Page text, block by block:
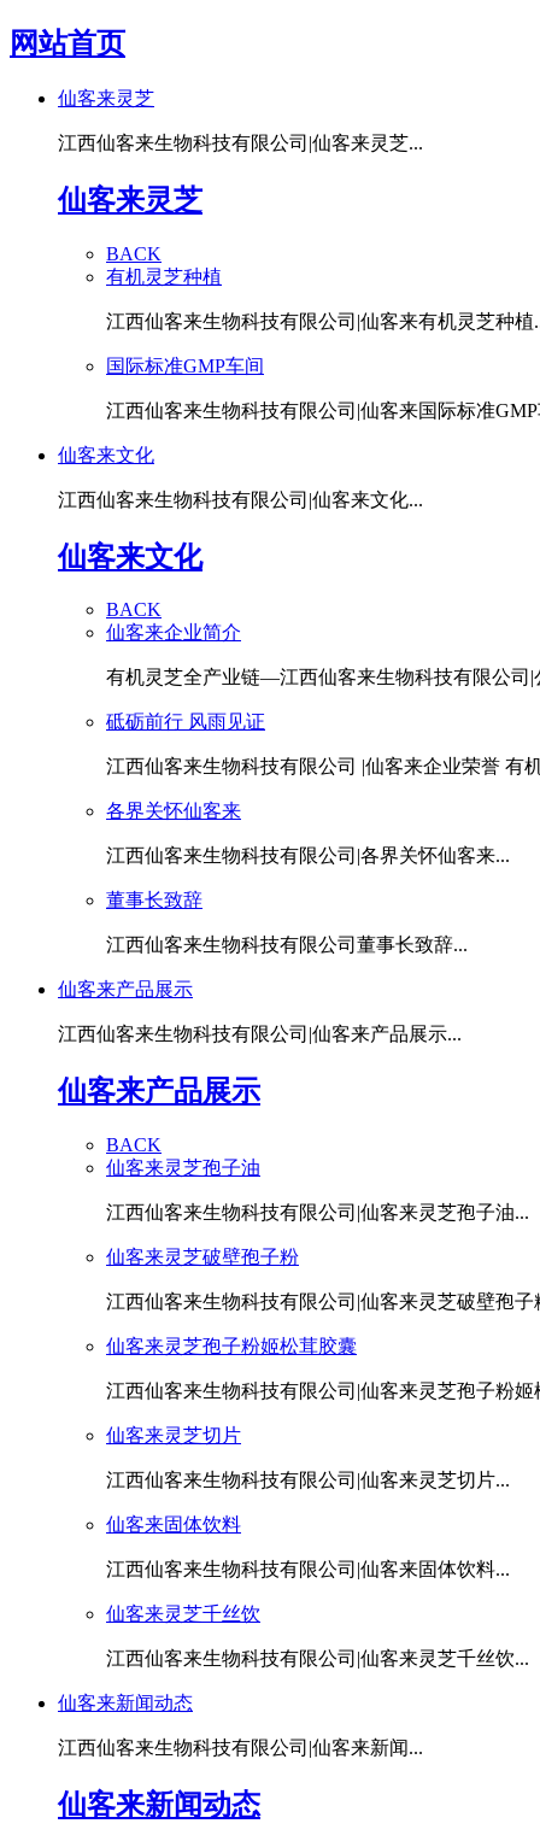
网站首页
仙客来灵芝
江西仙客来生物科技有限公司|仙客来灵芝...
仙客来灵芝
BACK
有机灵芝种植
江西仙客来生物科技有限公司|仙客来有机灵芝种植
国际标准GMP车间
江西仙客来生物科技有限公司|仙客来国际标准GMP
仙客来文化
江西仙客来生物科技有限公司|仙客来文化...
仙客来文化
BACK
仙客来企业简介
有机灵芝全产业链—江西仙客来生物科技有限公司|
砥砺前行 风雨见证
江西仙客来生物科技有限公司 |仙客来企业荣誉 有
各界关怀仙客来
江西仙客来生物科技有限公司|各界关怀仙客来...
董事长致辞
江西仙客来生物科技有限公司董事长致辞...
仙客来产品展示
江西仙客来生物科技有限公司|仙客来产品展示...
仙客来产品展示
BACK
仙客来灵芝孢子油
江西仙客来生物科技有限公司|仙客来灵芝孢子油...
仙客来灵芝破壁孢子粉
江西仙客来生物科技有限公司|仙客来灵芝破壁孢子
仙客来灵芝孢子粉姬松茸胶囊
江西仙客来生物科技有限公司|仙客来灵芝孢子粉姬
仙客来灵芝切片
江西仙客来生物科技有限公司|仙客来灵芝切片...
仙客来固体饮料
江西仙客来生物科技有限公司|仙客来固体饮料...
仙客来灵芝千丝饮
江西仙客来生物科技有限公司|仙客来灵芝千丝饮...
仙客来新闻动态
江西仙客来生物科技有限公司|仙客来新闻...
仙客来新闻动态